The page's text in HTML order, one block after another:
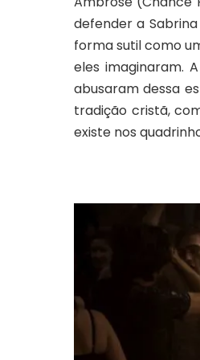
defender a
forma sutil como
eles imaginaram.
abusaram dessa
tradição cristã,
existe nos